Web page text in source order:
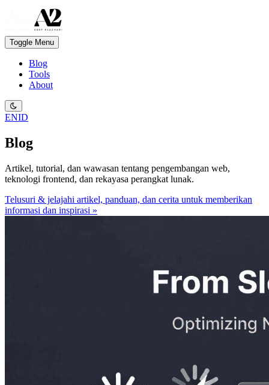
Toggle Menu
Blog
Tools
About
ENID
Blog
Artikel, tutorial, dan wawasan tentang pengembangan web,
teknologi frontend, dan rekayasa perangkat lunak.
Telusuri & jelajahi artikel, panduan, dan cerita untuk memberikan
informasi dan inspirasi »